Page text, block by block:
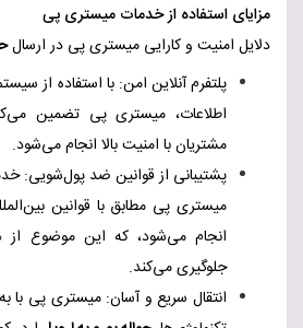
مزایای استفاده از خدمات میستری پی
دلایل امنیت و کارایی میستری پی در ارسال
پلتفرم آنلاین امن: با استفاده از
اطلاعات، میستری پی تضمین
مشتریان با امنیت بالا انجام می‌شود.
پشتیبانی از قوانین ضد پول‌شویی:
میستری پی مطابق با قوانین
انجام می‌شود، که این موضوع از
جلوگیری می‌کند.
انتقال سریع و آسان: میستری پی با